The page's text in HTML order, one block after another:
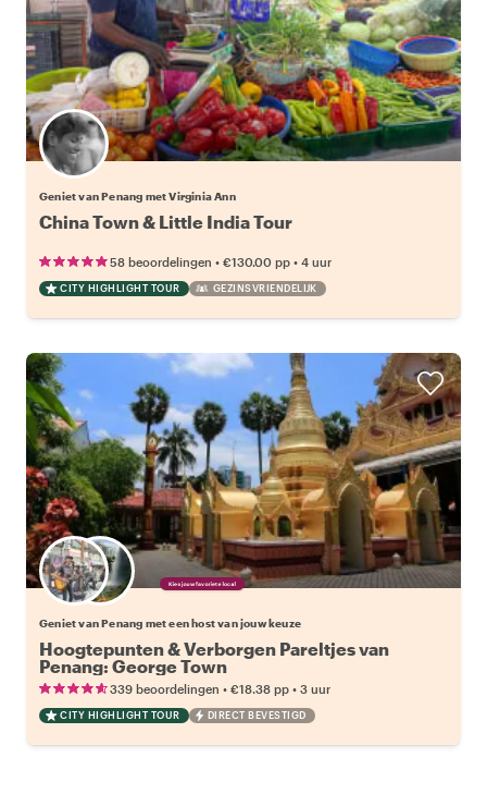
Geniet van Penang met Virginia Ann
China Town & Little India Tour
58 beoordelingen • €130.00 pp • 4 uur
CITY HIGHLIGHT TOUR GEZINSVRIENDELIJK
Kies jouw favoriete local
Geniet van Penang met een host van jouw keuze
Hoogtepunten & Verborgen Pareltjes van
Penang: George Town
339 beoordelingen • €18.38 pp • 3 uur
CITY HIGHLIGHT TOUR DIRECT BEVESTIGD